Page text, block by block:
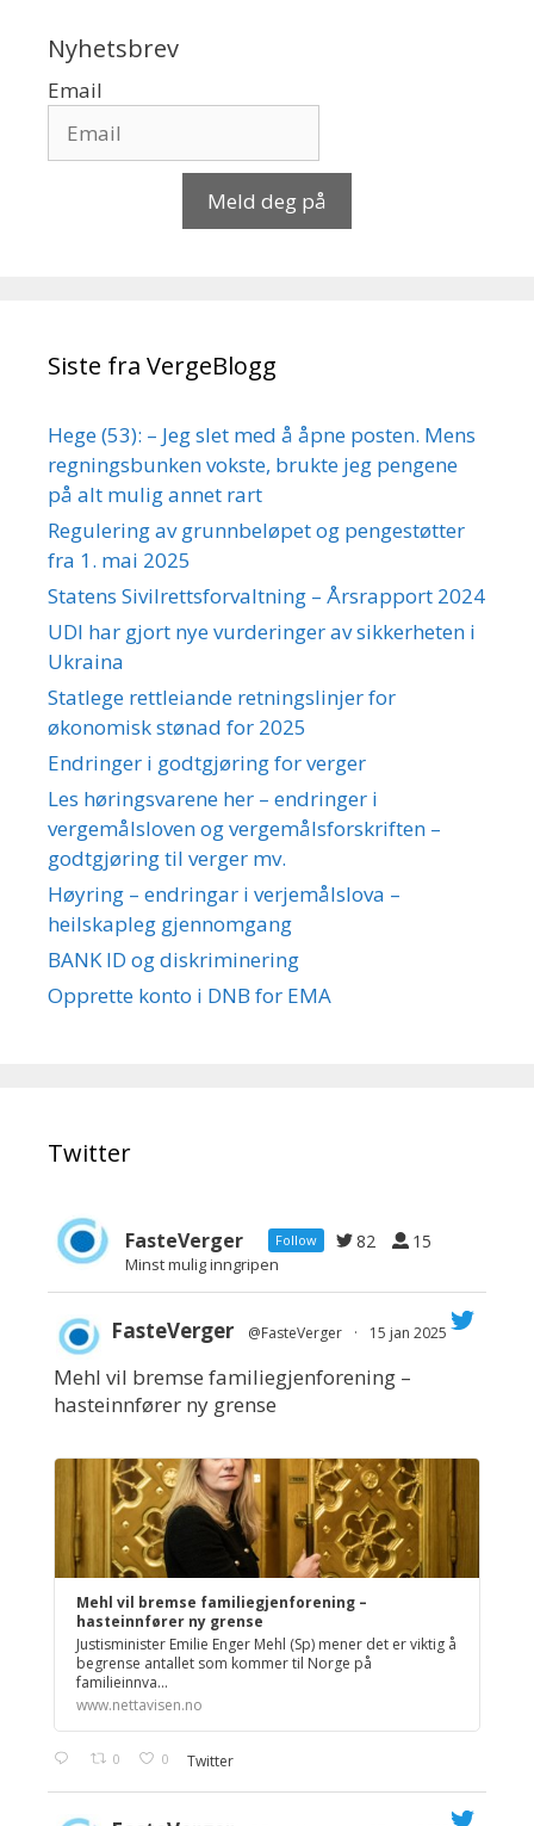
Nyhetsbrev
Email
Meld deg på
Siste fra VergeBlogg
Hege (53): – Jeg slet med å åpne posten. Mens
regningsbunken vokste, brukte jeg pengene
på alt mulig annet rart
Regulering av grunnbeløpet og pengestøtter
fra 1. mai 2025
Statens Sivilrettsforvaltning – Årsrapport 2024
UDI har gjort nye vurderinger av sikkerheten i
Ukraina
Statlege rettleiande retningslinjer for
økonomisk stønad for 2025
Endringer i godtgjøring for verger
Les høringsvarene her – endringer i
vergemålsloven og vergemålsforskriften –
godtgjøring til verger mv.
Høyring – endringar i verjemålslova –
heilskapleg gjennomgang
BANK ID og diskriminering
Opprette konto i DNB for EMA
Twitter
FasteVerger Follow 82 15
Minst mulig inngripen
;
FasteVerger @FasteVerger · 15 jan 2025
Mehl vil bremse familiegjenforening –
hasteinnfører ny grense
Mehl vil bremse familiegjenforening –
hasteinnfører ny grense
Justisminister Emilie Enger Mehl (Sp) mener det er viktig å
begrense antallet som kommer til Norge på
familieinnva...
www.nettavisen.no
0 0 Twitter